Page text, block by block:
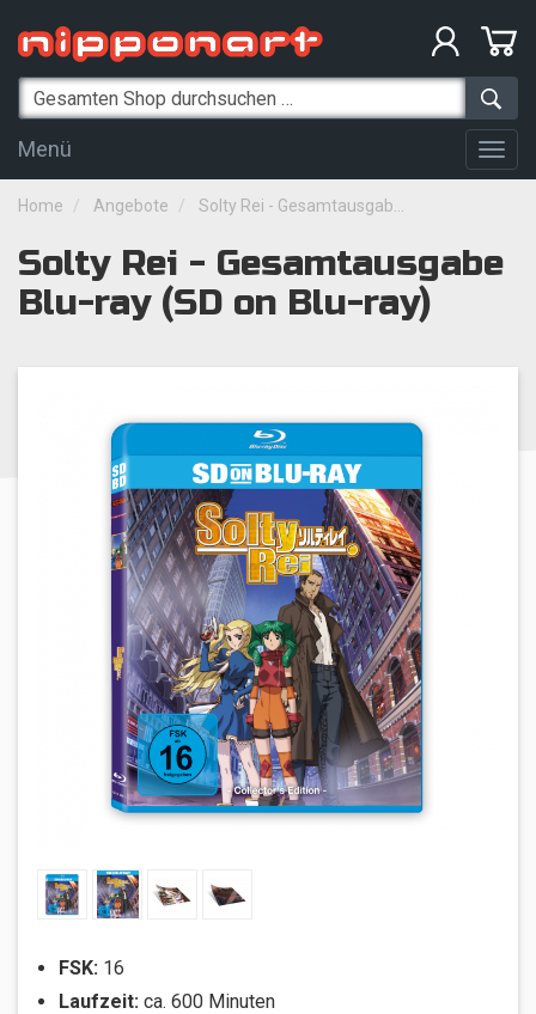
Menü
Home Angebote Solty Rei - Gesamtausgab...
Solty Rei - Gesamtausgabe
Blu-ray (SD on Blu-ray)
FSK: 16
Laufzeit: ca. 600 Minuten